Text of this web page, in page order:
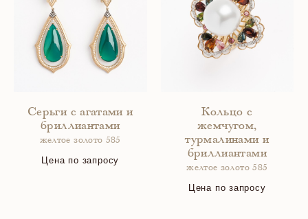
Серьги с агатами и
бриллиантами
желтое золото 585
Цена по запросу
Кольцо с
жемчугом,
турмалинами и
бриллиантами
желтое золото 585
Цена по запросу